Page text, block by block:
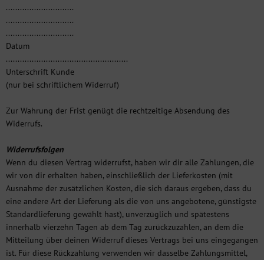
.............................
.............................
.............................
Datum
....................................................
Unterschrift Kunde
(nur bei schriftlichem Widerruf)
Zur Wahrung der Frist genügt die rechtzeitige Absendung des
Widerrufs.
Widerrufsfolgen
Wenn du diesen Vertrag widerrufst, haben wir dir alle Zahlungen, die
wir von dir erhalten haben, einschließlich der Lieferkosten (mit
Ausnahme der zusätzlichen Kosten, die sich daraus ergeben, dass du
eine andere Art der Lieferung als die von uns angebotene, günstigste
Standardlieferung gewählt hast), unverzüglich und spätestens
innerhalb vierzehn Tagen ab dem Tag zurückzuzahlen, an dem die
Mitteilung über deinen Widerruf dieses Vertrags bei uns eingegangen
ist. Für diese Rückzahlung verwenden wir dasselbe Zahlungsmittel,